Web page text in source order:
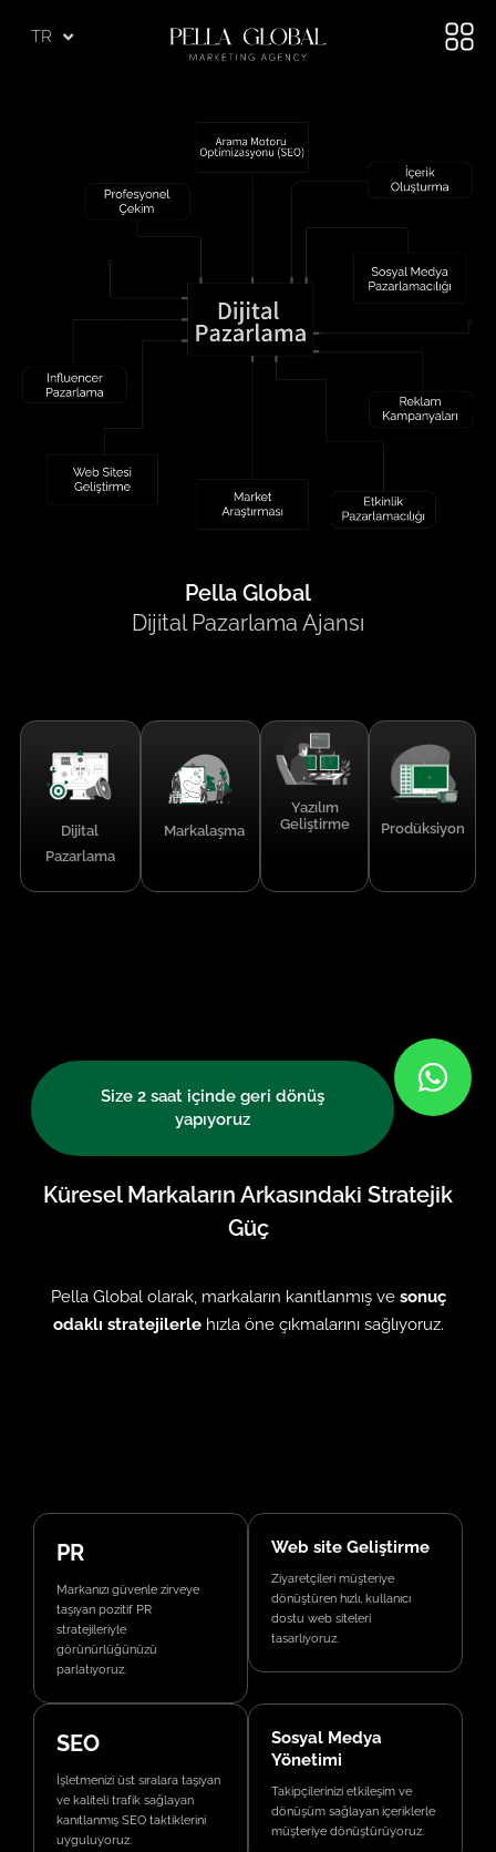
TR
AE
Pella Global
Dijital Pazarlama Ajansı
Dijital
Pazarlama
Markalaşma
Yazılım
Geliştirme
Prodüksiyon
Size 2 saat içinde geri dönüş
yapıyoruz
Küresel Markaların Arkasındaki Stratejik
Güç
Pella Global olarak, markaların kanıtlanmış ve sonuç
odaklı stratejilerlehızla öne çıkmalarını sağlıyoruz.
PR
Markanızı güvenle zirveye
taşıyan pozitif PR
stratejileriyle
görünürlüğünüzü
parlatıyoruz.
Web site Geliştirme
Ziyaretçileri müşteriye
dönüştüren hızlı, kullanıcı
dostu web siteleri
tasarlıyoruz.
SEO
İşletmenizi üst sıralara taşıyan
ve kaliteli trafik sağlayan
kanıtlanmış SEO taktiklerini
uyguluyoruz.
Sosyal Medya
Yönetimi
Takipçilerinizi etkileşim ve
dönüşüm sağlayan içeriklerle
müşteriye dönüştürüyoruz.